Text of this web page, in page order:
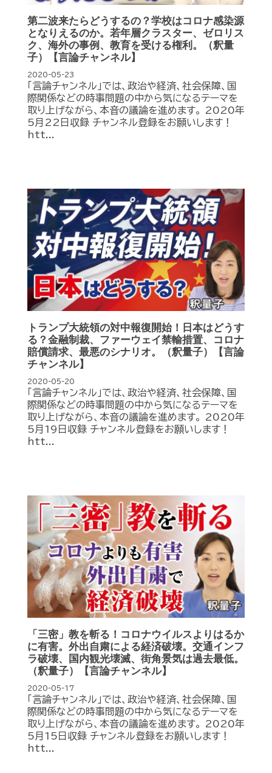
第二波来たらどうするの？学校はコロナ感染源
となりえるのか。若年層クラスター、ゼロリス
ク、海外の事例、教育を受ける権利。（釈量
子）【言論チャンネル】
2020-05-23
「言論チャンネル」では、政治や経済、社会保障、国
際関係などの時事問題の中から気になるテーマを
取り上げながら、本音の議論を進めます。 2020年
5月22日収録 チャンネル登録をお願いします！
htt...
トランプ大統領の対中報復開始！日本はどうす
る？金融制裁、ファーウェイ禁輸措置、コロナ
賠償請求、最悪のシナリオ。（釈量子）【言論
チャンネル】
2020-05-20
「言論チャンネル」では、政治や経済、社会保障、国
際関係などの時事問題の中から気になるテーマを
取り上げながら、本音の議論を進めます。 2020年
5月19日収録 チャンネル登録をお願いします！
htt...
「三密」教を斬る！コロナウイルスよりはるか
に有害。外出自粛による経済破壊。交通インフ
ラ破壊、国内観光壊滅、街角景気は過去最低。
（釈量子）【言論チャンネル】
2020-05-17
「言論チャンネル」では、政治や経済、社会保障、国
際関係などの時事問題の中から気になるテーマを
取り上げながら、本音の議論を進めます。 2020年
5月15日収録 チャンネル登録をお願いします！
htt...